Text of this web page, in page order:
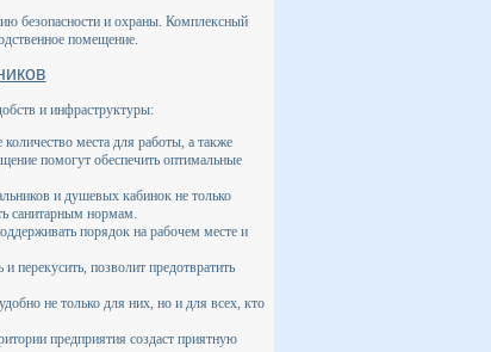
безопасности и охраны. Комплексный
помещение.
и инфраструктуры:
места для работы, а также
помогут обеспечить оптимальные
и душевых кабинок не только
санитарным нормам.
порядок на рабочем месте и
перекусить, позволит предотвратить
не только для них, но и для всех, кто
предприятия создаст приятную